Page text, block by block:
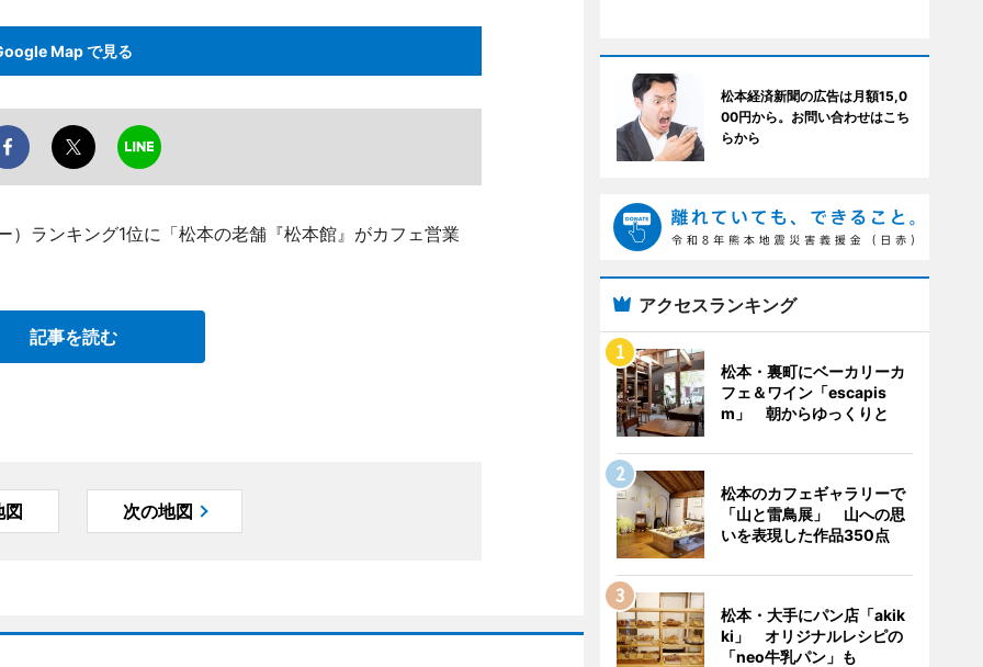
Map で見る
ランキング1位に「松本の老舗『松本館』がカフェ営業
記事を読む
図 次の地図
松本経済新聞の広告は月額15,0
00円から。お問い合わせはこち
らから
アクセスランキング
松本・裏町にベーカリーカ
フェ＆ワイン「escapis
m」 朝からゆっくりと
松本のカフェギャラリーで
「山と雷鳥展」 山への思
いを表現した作品350点
松本・大手にパン店「akik
ki」 オリジナルレシピの
「neo牛乳パン」も